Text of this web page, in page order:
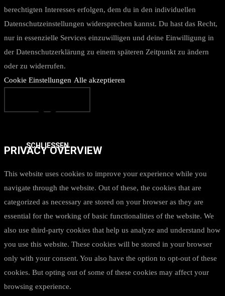
berechtigten Interesses erfolgen, dem du in den individuellen
Datenschutzeinstellungen widersprechen kannst. Du hast das Recht,
nur in essenzielle Services einzuwilligen und deine Einwilligung in
der Datenschutzerklärung zu einem späteren Zeitpunkt zu ändern
oder zu widerrufen.
Cookie Einstellungen Alle akzeptieren
SCHLIESSEN
PRIVACY OVERVIEW
This website uses cookies to improve your experience while you
navigate through the website. Out of these, the cookies that are
categorized as necessary are stored on your browser as they are
essential for the working of basic functionalities of the website. We
also use third-party cookies that help us analyze and understand how
you use this website. These cookies will be stored in your browser
only with your consent. You also have the option to opt-out of these
cookies. But opting out of some of these cookies may affect your
browsing experience.